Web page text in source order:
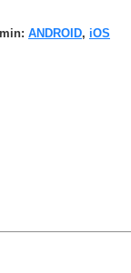
ANDROID, iOS